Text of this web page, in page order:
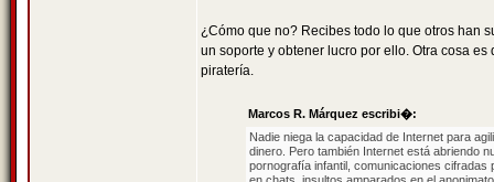
¿Cómo que no? Recibes todo lo que otros han
un soporte y obtener lucro por ello. Otra cosa
piratería.
Marcos R. Márquez escribi�:
Nadie niega la capacidad de Internet para
dinero. Pero también Internet está abriendo
pornografía infantil, comunicaciones